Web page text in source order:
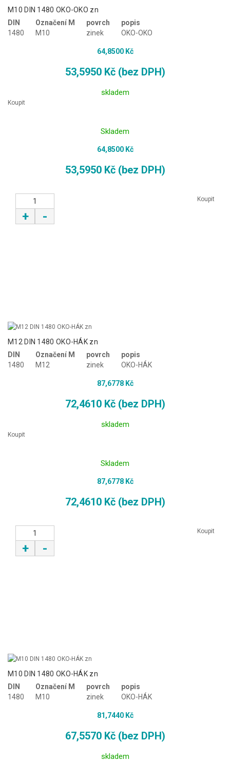
M10 DIN 1480 OKO-OKO zn
DIN
1480
Označení M
M10
povrch
zinek
popis
OKO-OKO
64,8500 Kč
53,5950 Kč (bez DPH)
skladem
Koupit
Skladem
64,8500 Kč
53,5950 Kč (bez DPH)
+ -
Koupit
M12 DIN 1480 OKO-HÁK zn
DIN
1480
Označení M
M12
povrch
zinek
popis
OKO-HÁK
87,6778 Kč
72,4610 Kč (bez DPH)
skladem
Koupit
Skladem
87,6778 Kč
72,4610 Kč (bez DPH)
+ -
Koupit
M10 DIN 1480 OKO-HÁK zn
DIN
1480
Označení M
M10
povrch
zinek
popis
OKO-HÁK
81,7440 Kč
67,5570 Kč (bez DPH)
skladem